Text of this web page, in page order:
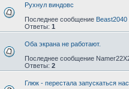
Рухнул виндовс
Последнее сообщение Beast2040
Ответы: 1
Оба экрана не работают.
Последнее сообщение
Ответы: 2
Глюк - перестала запускаться